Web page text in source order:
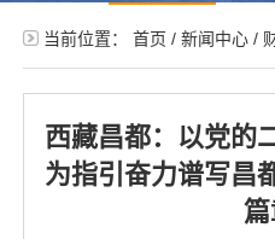
当前位置： 首页 / 新闻中心/
西藏昌都：以党的
为指引奋力谱写昌